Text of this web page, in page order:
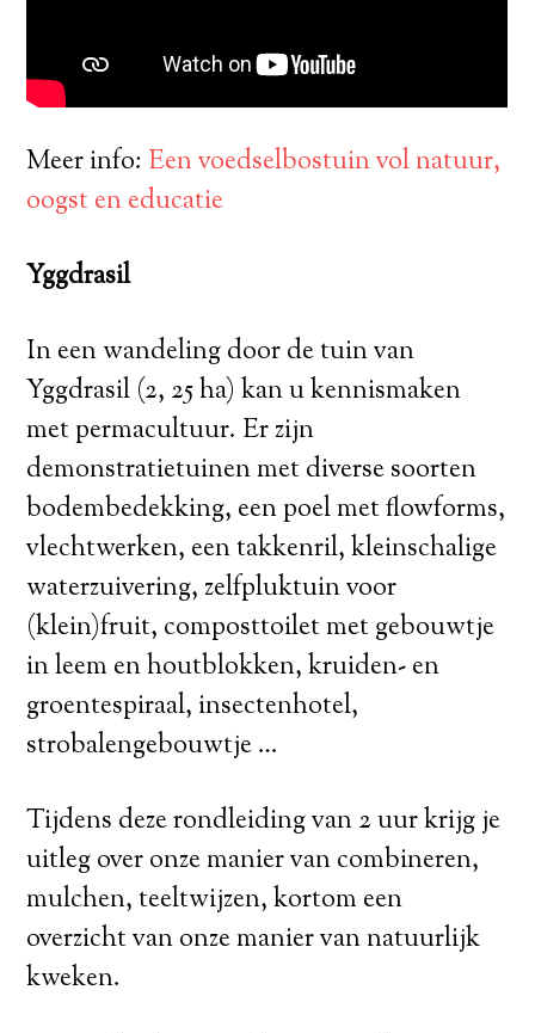
Meer info: Een voedselbostuin vol natuur,
oogst en educatie
Yggdrasil
In een wandeling door de tuin van
Yggdrasil (2, 25 ha) kan u kennismaken
met permacultuur. Er zijn
demonstratietuinen met diverse soorten
bodembedekking, een poel met flowforms,
vlechtwerken, een takkenril, kleinschalige
waterzuivering, zelfpluktuin voor
(klein)fruit, composttoilet met gebouwtje
in leem en houtblokken, kruiden- en
groentespiraal, insectenhotel,
strobalengebouwtje …
Tijdens deze rondleiding van 2 uur krijg je
uitleg over onze manier van combineren,
mulchen, teeltwijzen, kortom een
overzicht van onze manier van natuurlijk
kweken.